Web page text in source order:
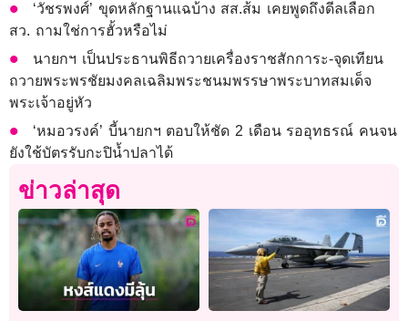
‘วัชรพงศ์’ ขุดหลักฐานแฉบ้าง สส.ส้ม เคยพูดถึงดีลเลือก
สว. ถามใช่การฮั้วหรือไม่
นายกฯ เป็นประธานพิธีถวายเครื่องราชสักการะ-จุดเทียน
ถวายพระพรชัยมงคลเฉลิมพระชนมพรรษาพระบาทสมเด็จ
พระเจ้าอยู่หัว
‘หมอวรงค์’ บี้นายกฯ ตอบให้ชัด 2 เดือน รออุทธรณ์ คนจน
ยังใช้บัตรรับกะปิน้ำปลาได้
ข่าวล่าสุด